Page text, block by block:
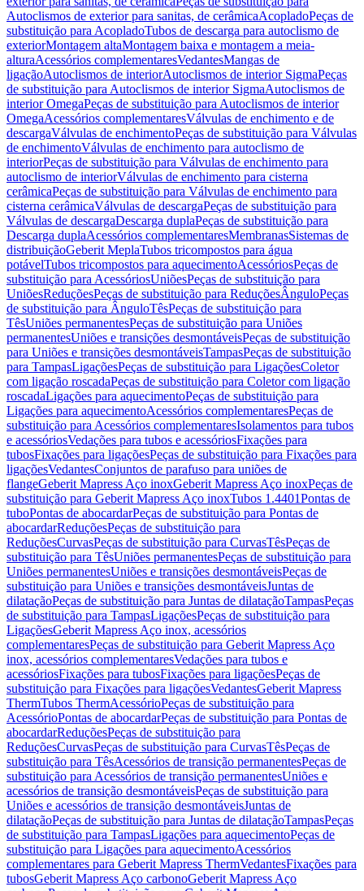
Autoclismos de exterior para sanitas, de cerâmicaAcopladoPeças de
substituição para AcopladoTubos de descarga para autoclismo de
exteriorMontagem altaMontagem baixa e montagem a meia-
alturaAcessórios complementaresVedantesMangas de
ligaçãoAutoclismos de interiorAutoclismos de interior SigmaPeças
de substituição para Autoclismos de interior SigmaAutoclismos de
interior OmegaPeças de substituição para Autoclismos de interior
OmegaAcessórios complementaresVálvulas de enchimento e de
descargaVálvulas de enchimentoPeças de substituição para Válvulas
de enchimentoVálvulas de enchimento para autoclismo de
interiorPeças de substituição para Válvulas de enchimento para
autoclismo de interiorVálvulas de enchimento para cisterna
cerâmicaPeças de substituição para Válvulas de enchimento para
cisterna cerâmicaVálvulas de descargaPeças de substituição para
Válvulas de descargaDescarga duplaPeças de substituição para
Descarga duplaAcessórios complementaresMembranasSistemas de
distribuiçãoGeberit MeplaTubos tricompostos para água
potávelTubos tricompostos para aquecimentoAcessóriosPeças de
substituição para AcessóriosUniõesPeças de substituição para
UniõesReduçõesPeças de substituição para ReduçõesÂnguloPeças
de substituição para ÂnguloTêsPeças de substituição para
TêsUniões permanentesPeças de substituição para Uniões
permanentesUniões e transições desmontáveisPeças de substituição
para Uniões e transições desmontáveisTampasPeças de substituição
para TampasLigaçõesPeças de substituição para LigaçõesColetor
com ligação roscadaPeças de substituição para Coletor com ligação
roscadaLigações para aquecimentoPeças de substituição para
Ligações para aquecimentoAcessórios complementaresPeças de
substituição para Acessórios complementaresIsolamentos para tubos
e acessóriosVedações para tubos e acessóriosFixações para
tubosFixações para ligaçõesPeças de substituição para Fixações para
ligaçõesVedantesConjuntos de parafuso para uniões de
flangeGeberit Mapress Aço inoxGeberit Mapress Aço inoxPeças de
substituição para Geberit Mapress Aço inoxTubos 1.4401Pontas de
tuboPontas de abocardarPeças de substituição para Pontas de
abocardarReduçõesPeças de substituição para
ReduçõesCurvasPeças de substituição para CurvasTêsPeças de
substituição para TêsUniões permanentesPeças de substituição para
Uniões permanentesUniões e transições desmontáveisPeças de
substituição para Uniões e transições desmontáveisJuntas de
dilataçãoPeças de substituição para Juntas de dilataçãoTampasPeças
de substituição para TampasLigaçõesPeças de substituição para
LigaçõesGeberit Mapress Aço inox, acessórios
complementaresPeças de substituição para Geberit Mapress Aço
inox, acessórios complementaresVedações para tubos e
acessóriosFixações para tubosFixações para ligaçõesPeças de
substituição para Fixações para ligaçõesVedantesGeberit Mapress
ThermTubos ThermAcessórioPeças de substituição para
AcessórioPontas de abocardarPeças de substituição para Pontas de
abocardarReduçõesPeças de substituição para
ReduçõesCurvasPeças de substituição para CurvasTêsPeças de
substituição para TêsAcessórios de transição permanentesPeças de
substituição para Acessórios de transição permanentesUniões e
acessórios de transição desmontáveisPeças de substituição para
Uniões e acessórios de transição desmontáveisJuntas de
dilataçãoPeças de substituição para Juntas de dilataçãoTampasPeças
de substituição para TampasLigações para aquecimentoPeças de
substituição para Ligações para aquecimentoAcessórios
complementares para Geberit Mapress ThermVedantesFixações para
tubosGeberit Mapress Aço carbonoGeberit Mapress Aço